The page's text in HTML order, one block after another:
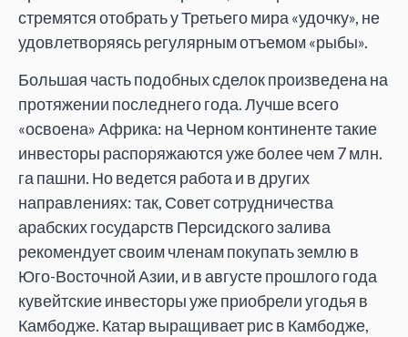
стремятся отобрать у Третьего мира «удочку», не
удовлетворяясь регулярным отъемом «рыбы».
Большая часть подобных сделок произведена на
протяжении последнего года. Лучше всего
«освоена» Африка: на Черном континенте такие
инвесторы распоряжаются уже более чем 7 млн.
га пашни. Но ведется работа и в других
направлениях: так, Совет сотрудничества
арабских государств Персидского залива
рекомендует своим членам покупать землю в
Юго-Восточной Азии, и в августе прошлого года
кувейтские инвесторы уже приобрели угодья в
Камбодже. Катар выращивает рис в Камбодже,